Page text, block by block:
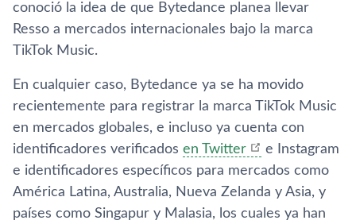
conoció la idea de que Bytedance planea llevar
Resso a mercados internacionales bajo la marca
TikTok Music.
En cualquier caso, Bytedance ya se ha movido
recientemente para registrar la marca TikTok Music
en mercados globales, e incluso ya cuenta con
identificadores verificados en Twitter
e Instagram
e identificadores específicos para mercados como
América Latina, Australia, Nueva Zelanda y Asia, y
países como Singapur y Malasia, los cuales ya han